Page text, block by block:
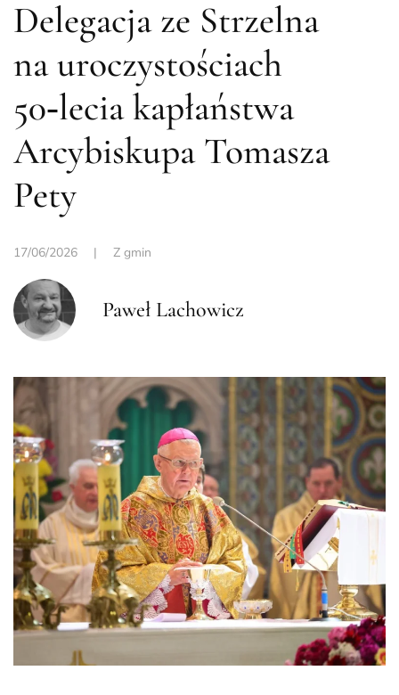
Delegacja ze Strzelna
na uroczystościach
50‑lecia kapłaństwa
Arcybiskupa Tomasza
Pety
17/06/2026 | Z gmin
Paweł Lachowicz